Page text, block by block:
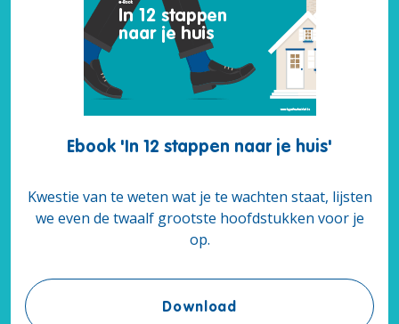
Ebook 'In 12 stappen naar je huis'
Kwestie van te weten wat je te wachten staat, lijsten
we even de twaalf grootste hoofdstukken voor je
op.
DownloadEbook 'In 12 stappen